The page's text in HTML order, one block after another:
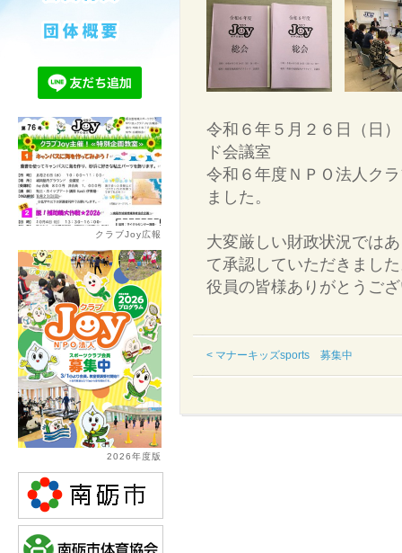
令和６年５月２６日（日
ド会議室
令和６年度ＮＰＯ法人ク
ました。
大変厳しい財政状況では
て承認していただきまし
役員の皆様ありがとうご
< マナーキッズsports 募集中
クラブJoy広報
2026年度版